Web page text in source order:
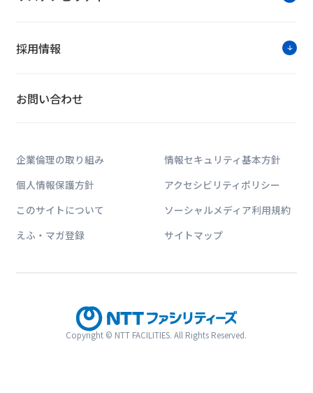
採用情報
お問い合わせ
企業倫理の取り組み
情報セキュリティ基本方針
個人情報保護方針
アクセシビリティポリシー
このサイトについて
ソーシャルメディア利用規約
えふ・マガ登録
サイトマップ
Copyright © NTT FACILITIES. All Rights Reserved.